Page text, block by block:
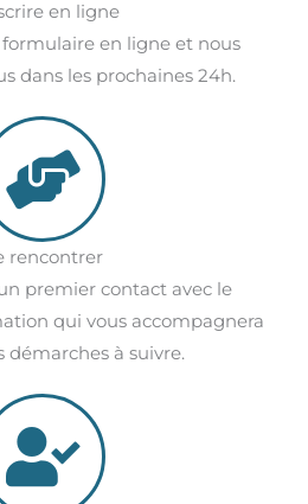
en ligne
en ligne et nous
dans les prochaines 24h.
rencontrer
premier contact avec le
qui vous accompagnera
démarches à suivre.